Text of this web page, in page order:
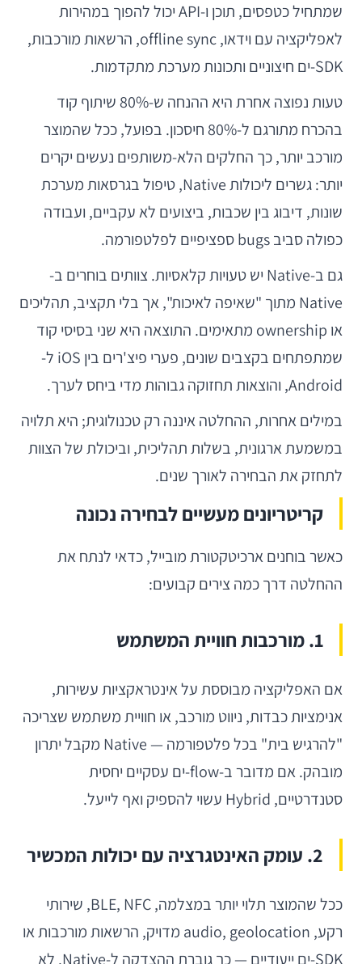
שמתחיל כטפסים, תוכן ו-API יכול להפוך במהירות
לאפליקציה עם וידאו, offline sync, הרשאות מורכבות,
SDK-ים חיצוניים ותכונות מערכת מתקדמות.
טעות נפוצה אחרת היא ההנחה ש-80% שיתוף קוד
בהכרח מתורגם ל-80% חיסכון. בפועל, ככל שהמוצר
מורכב יותר, כך החלקים הלא-משותפים נעשים יקרים
יותר: גשרים ליכולות Native, טיפול בגרסאות מערכת
שונות, דיבוג בין שכבות, ביצועים לא עקביים, ועבודה
כפולה סביב bugs ספציפיים לפלטפורמה.
גם ב-Native יש טעויות קלאסיות. צוותים בוחרים ב-
Native מתוך "שאיפה לאיכות", אך בלי תקציב, תהליכים
או ownership מתאימים. התוצאה היא שני בסיסי קוד
שמתפתחים בקצבים שונים, פערי פיצ'רים בין iOS ל-
Android, והוצאות תחזוקה גבוהות מדי ביחס לערך.
במילים אחרות, ההחלטה איננה רק טכנולוגית; היא תלויה
במשמעת ארגונית, בשלות תהליכית, וביכולת של הצוות
לתחזק את הבחירה לאורך שנים.
קריטריונים מעשיים לבחירה נכונה
כאשר בוחנים ארכיטקטורת מובייל, כדאי לנתח את
ההחלטה דרך כמה צירים קבועים:
1. מורכבות חוויית המשתמש
אם האפליקציה מבוססת על אינטראקציות עשירות,
אנימציות כבדות, ניווט מורכב, או חוויית משתמש שצריכה
"להרגיש בית" בכל פלטפורמה — Native מקבל יתרון
מובהק. אם מדובר ב-flow-ים עסקיים יחסית
סטנדרטיים, Hybrid עשוי להספיק ואף לייעל.
2. עומק האינטגרציה עם יכולות המכשיר
ככל שהמוצר תלוי יותר במצלמה, BLE, NFC, שירותי
רקע, audio, geolocation מדויק, הרשאות מורכבות או
SDK-ים ייעודיים — כך גוברת ההצדקה ל-Native. לא